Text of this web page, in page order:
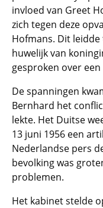
invloed van Greet
zich tegen deze
Hofmans. Dit
huwelijk van
gesproken over
De spanningen
Bernhard het
lekte. Het Duitse
13 juni 1956 een
Nederlandse pers
bevolking was
problemen.
Het kabinet stelde